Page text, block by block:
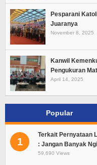
Pesparani
Juaranya
November 8, 2025
Kanwil
Pengukuran
April 14, 2025
Popular
1
Terkait Pernyataan
: Jangan Banyak
59,690 Views